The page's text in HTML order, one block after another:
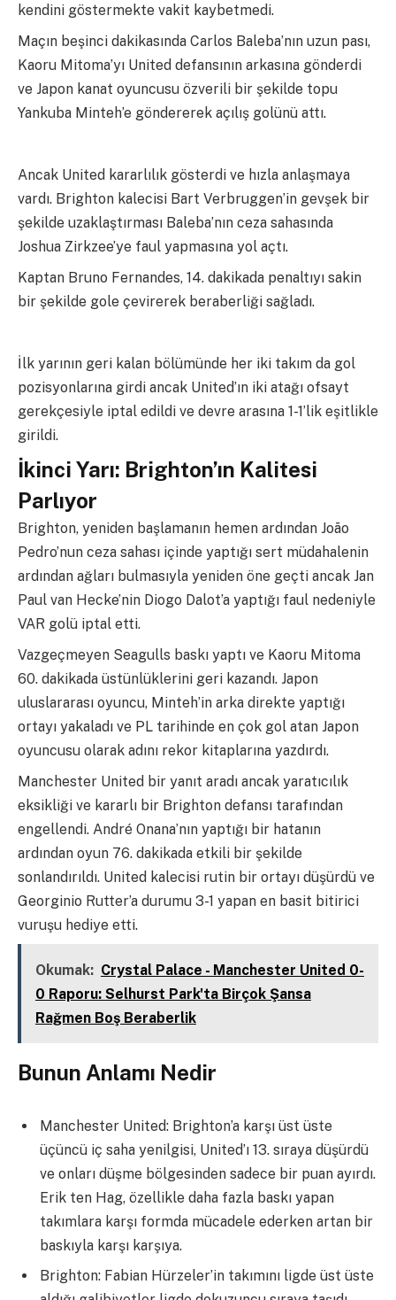
kendini göstermekte vakit kaybetmedi.
Maçın beşinci dakikasında Carlos Baleba’nın uzun pası,
Kaoru Mitoma’yı United defansının arkasına gönderdi
ve Japon kanat oyuncusu özverili bir şekilde topu
Yankuba Minteh’e göndererek açılış golünü attı.
Ancak United kararlılık gösterdi ve hızla anlaşmaya
vardı. Brighton kalecisi Bart Verbruggen’in gevşek bir
şekilde uzaklaştırması Baleba’nın ceza sahasında
Joshua Zirkzee’ye faul yapmasına yol açtı.
Kaptan Bruno Fernandes, 14. dakikada penaltıyı sakin
bir şekilde gole çevirerek beraberliği sağladı.
İlk yarının geri kalan bölümünde her iki takım da gol
pozisyonlarına girdi ancak United’ın iki atağı ofsayt
gerekçesiyle iptal edildi ve devre arasına 1-1’lik eşitlikle
girildi.
İkinci Yarı: Brighton’ın Kalitesi
Parlıyor
Brighton, yeniden başlamanın hemen ardından João
Pedro’nun ceza sahası içinde yaptığı sert müdahalenin
ardından ağları bulmasıyla yeniden öne geçti ancak Jan
Paul van Hecke’nin Diogo Dalot’a yaptığı faul nedeniyle
VAR golü iptal etti.
Vazgeçmeyen Seagulls baskı yaptı ve Kaoru Mitoma
60. dakikada üstünlüklerini geri kazandı. Japon
uluslararası oyuncu, Minteh’in arka direkte yaptığı
ortayı yakaladı ve PL tarihinde en çok gol atan Japon
oyuncusu olarak adını rekor kitaplarına yazdırdı.
Manchester United bir yanıt aradı ancak yaratıcılık
eksikliği ve kararlı bir Brighton defansı tarafından
engellendi. André Onana’nın yaptığı bir hatanın
ardından oyun 76. dakikada etkili bir şekilde
sonlandırıldı. United kalecisi rutin bir ortayı düşürdü ve
Georginio Rutter’a durumu 3-1 yapan en basit bitirici
vuruşu hediye etti.
Okumak: Crystal Palace - Manchester United 0-
0 Raporu: Selhurst Park'ta Birçok Şansa
Rağmen Boş Beraberlik
Bunun Anlamı Nedir
Manchester United: Brighton’a karşı üst üste
üçüncü iç saha yenilgisi, United’ı 13. sıraya düşürdü
ve onları düşme bölgesinden sadece bir puan ayırdı.
Erik ten Hag, özellikle daha fazla baskı yapan
takımlara karşı formda mücadele ederken artan bir
baskıyla karşı karşıya.
Brighton: Fabian Hürzeler’in takımını ligde üst üste